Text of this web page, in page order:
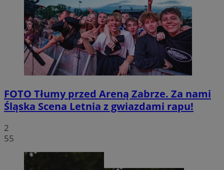
FOTO Tłumy przed Areną Zabrze. Za nami
Śląska Scena Letnia z gwiazdami rapu!
2
55